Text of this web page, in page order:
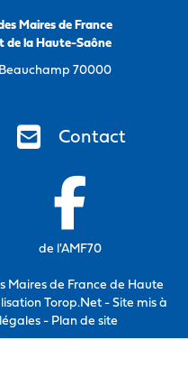
Maires de France
de la Haute-Saône
70000
Contact
de l'AMF70
Maires de France de Haute
Torop.Net - Site mis à
-Plan de site